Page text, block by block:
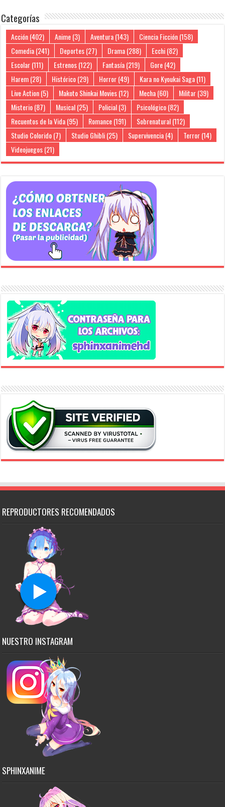
Categorías
Acción(402) Anime(3) Aventura(143) Ciencia Ficción(158)
Comedia(241) Deportes(27) Drama(288) Ecchi(82)
Escolar(111) Estrenos(122) Fantasía(219) Gore(42)
Harem(28) Histórico(29) Horror(49) Kara no Kyoukai Saga(11)
Live Action(5) Makoto Shinkai Movies(12) Mecha(60) Militar(39)
Misterio(87) Musical(25) Policial(3) Psicológico(82)
Recuentos de la Vida(95) Romance(191) Sobrenatural(112)
Studio Colorido(7) Studio Ghibli(25) Supervivencia(4) Terror(14)
Videojuegos(21)
REPRODUCTORES RECOMENDADOS
NUESTRO INSTAGRAM
SPHINXANIME